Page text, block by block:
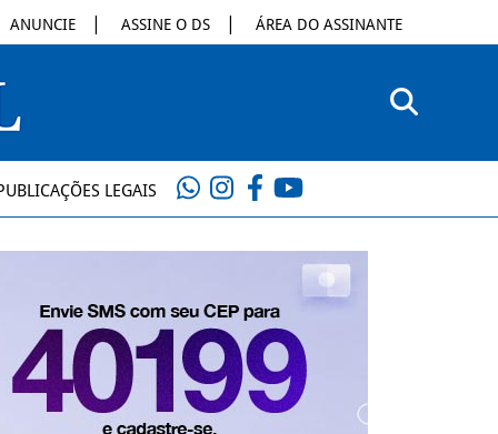
ANUNCIE ASSINE O DS ÁREA DO ASSINANTE
LEGAIS